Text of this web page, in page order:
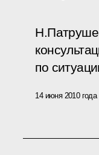
по
14 июня 2010 года